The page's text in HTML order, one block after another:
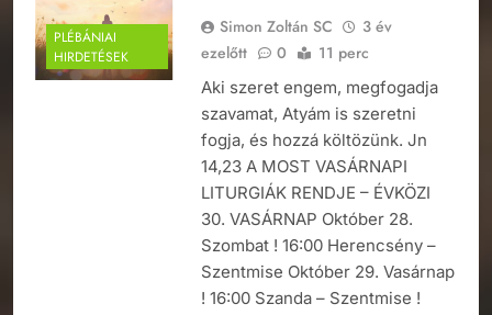
PLÉBÁNIAI
HIRDETÉSEK
Simon Zoltán SC
3 év
ezelőtt
0 11 perc
Aki szeret engem, megfogadja
szavamat, Atyám is szeretni
fogja, és hozzá költözünk. Jn
14,23 A MOST VASÁRNAPI
LITURGIÁK RENDJE – ÉVKÖZI
30. VASÁRNAP Október 28.
Szombat ! 16:00 Herencsény –
Szentmise Október 29. Vasárnap
! 16:00 Szanda – Szentmise !